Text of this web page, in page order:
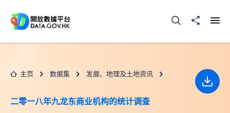
打开搜寻器分享至
主页 数据集 发展、地理及土地资讯
二零一八年九龙东商业机构的统计调查
下载